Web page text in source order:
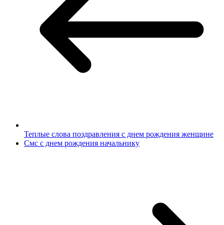
Теплые слова поздравления с днем рождения женщине
Смс с днем рождения начальнику